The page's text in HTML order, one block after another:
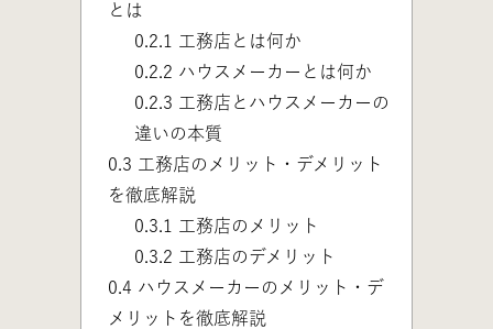
とは
0.2.1
工務店とは何か
0.2.2 ハウスメーカーとは何か
0.2.3 工務店とハウスメーカーの
違いの本質
0.3 工務店のメリット・デメリット
を徹底解説
0.3.1
工務店のメリット
0.3.2 工務店のデメリット
0.4 ハウスメーカーのメリット・デ
メリットを徹底解説